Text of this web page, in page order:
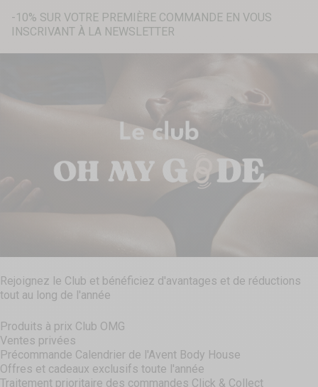
-10% SUR VOTRE PREMIÈRE COMMANDE EN VOUS
INSCRIVANT À LA NEWSLETTER
Rejoignez le Club et bénéficiez d'avantages et de réductions
tout au long de l'année
Produits à prix Club OMG
Ventes privées
Précommande Calendrier de l'Avent Body House
Offres et cadeaux exclusifs toute l'année
Traitement prioritaire des commandes Click & Collect